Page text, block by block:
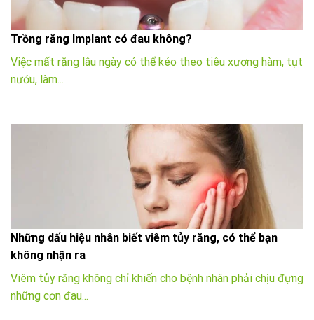
Trồng răng Implant có đau không?
Việc mất răng lâu ngày có thể kéo theo tiêu xương hàm, tụt
nướu, làm...
Những dấu hiệu nhân biết viêm tủy răng, có thể bạn
không nhận ra
Viêm tủy răng không chỉ khiến cho bệnh nhân phải chịu đựng
những cơn đau...